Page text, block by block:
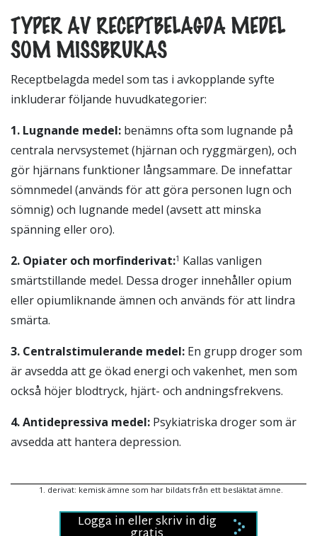
TYPER AV RECEPTBELAGDA MEDEL
SOM MISSBRUKAS
Receptbelagda medel som tas i avkopplande syfte
inkluderar följande huvudkategorier:
1. Lugnande medel: benämns ofta som lugnande på
centrala nervsystemet (hjärnan och ryggmärgen), och
gör hjärnans funktioner långsammare. De innefattar
sömnmedel (används för att göra personen lugn och
sömnig) och lugnande medel (avsett att minska
spänning eller oro).
2. Opiater och morfinderivat:1 Kallas vanligen
smärtstillande medel. Dessa droger innehåller opium
eller opiumliknande ämnen och används för att lindra
smärta.
3. Centralstimulerande medel: En grupp droger som
är avsedda att ge ökad energi och vakenhet, men som
också höjer blodtryck, hjärt- och andningsfrekvens.
4.Antidepressiva medel: Psykiatriska droger som är
avsedda att hantera depression.
1 derivat: kemisk ämne som har bildats från ett besläktat ämne.
Logga in eller skriv in dig